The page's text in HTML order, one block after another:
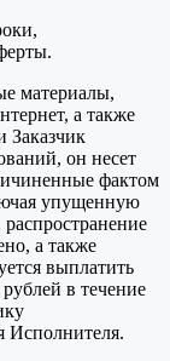
материалы,
а также
Заказчик
он несет
фактом
упущенную
а также
выплатить
в течение
Исполнителя.